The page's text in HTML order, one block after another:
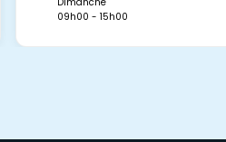
09h00 - 15h00